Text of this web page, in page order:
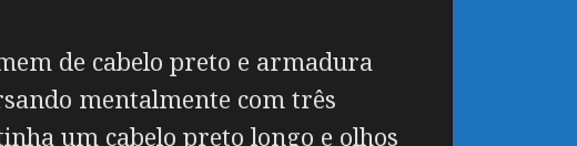
de cabelo preto e armadura
mentalmente com três
um cabelo preto longo e olhos